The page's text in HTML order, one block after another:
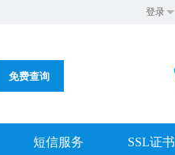
登录
免费查询
短信服务 SSL证书